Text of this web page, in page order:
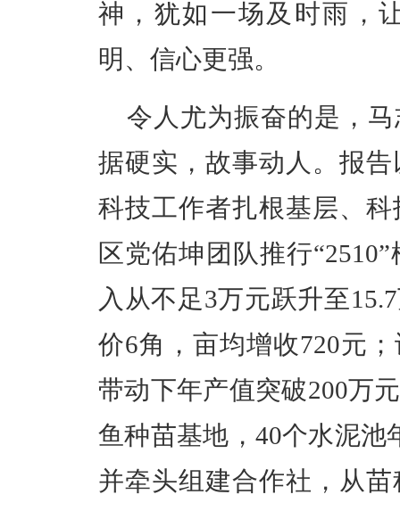
神，犹如一场及时雨，
明、信心更强。
令人尤为振奋的是，
据硬实，故事动人。报
科技工作者扎根基层、
区党佑坤团队推行
入从不足3万元跃升至
价6角，亩均增收720元
带动下年产值突破200万
鱼种苗基地，40个水泥池
并牵头组建合作社，从